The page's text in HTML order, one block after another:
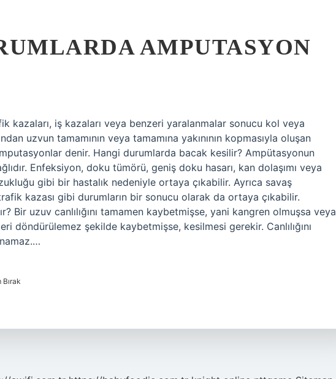
AMPUTASYON
kazaları, iş kazaları veya benzeri yaralanmalar sonucu kol veya
uzvun tamamının veya tamamına yakınının kopmasıyla oluşan
denir. Hangi durumlarda bacak kesilir? Ampütasyonun
Enfeksiyon, doku tümörü, geniş doku hasarı, kan dolaşımı veya
gibi bir hastalık nedeniyle ortaya çıkabilir. Ayrıca savaş
kazası gibi durumların bir sonucu olarak da ortaya çıkabilir.
Bir uzuv canlılığını tamamen kaybetmişse, yani kangren olmuşsa veya
döndürülemez şekilde kaybetmişse, kesilmesi gerekir. Canlılığını
Bırak